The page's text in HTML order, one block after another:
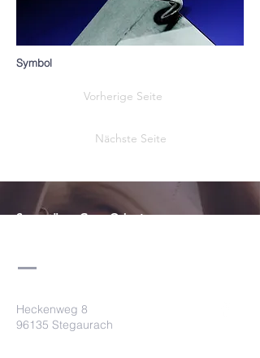
Symbol
Vorherige Seite
Nächste Seite
Souveräner GrossOrient von
Heckenweg 8
96135 Stegaurach